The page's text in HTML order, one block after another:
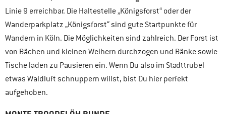
Linie 9 erreichbar. Die Haltestelle „Königsforst“ oder der
Wanderparkplatz „Königsforst“ sind gute Startpunkte für
Wandern in Köln. Die Möglichkeiten sind zahlreich. Der Forst ist
von Bächen und kleinen Weihern durchzogen und Bänke sowie
Tische laden zu Pausieren ein. Wenn Du also im Stadttrubel
etwas Waldluft schnuppern willst, bist Du hier perfekt
aufgehoben.